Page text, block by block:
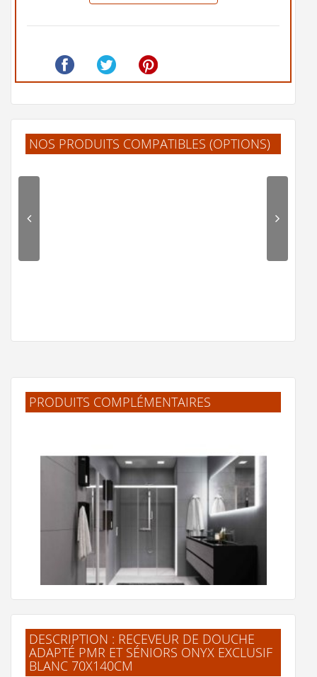
NOS PRODUITS COMPATIBLES (OPTIONS)
Rampe d'accès pour receveur ONYX Exclusif Blanc
50 €
Voir le détail
Ajouter au panier
Voir la fiche produit de
"Rampe d'accès pour
receveur ONYX Exclusif Blanc L120cm"
PRODUITS COMPLÉMENTAIRES
Paroi de douche 3 volets ZEPHYROS 2.0 3PH+FH Blanc
DESCRIPTION : RECEVEUR DE DOUCHE
ADAPTÉ PMR ET SÉNIORS ONYX EXCLUSIF
BLANC 70X140CM